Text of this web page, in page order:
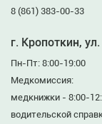
8 (861) 383-00-33
г. Кропоткин,
Пн-Пт: 8:00-19:00
Медкомиссия:
медкнижки - 8:00-
водительской